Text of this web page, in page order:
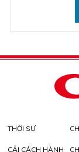
THỜI SỰ
CẢI CÁCH HÀNH